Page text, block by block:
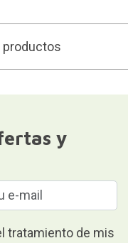
productos
y
tratamiento de mis